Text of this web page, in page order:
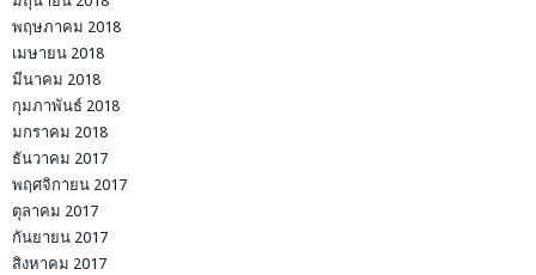
พฤษภาคม 2018
เมษายน 2018
มีนาคม 2018
กุมภาพันธ์ 2018
มกราคม 2018
ธันวาคม 2017
พฤศจิกายน 2017
ตุลาคม 2017
กันยายน 2017
สิงหาคม 2017